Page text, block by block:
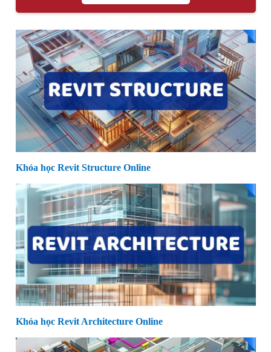
Khóa học Revit Structure Online
Khóa học Revit Architecture Online